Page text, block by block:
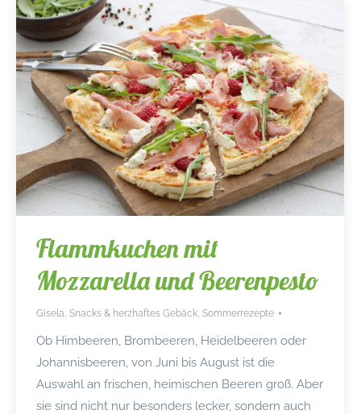
Flammkuchen mit
Mozzarella und Beerenpesto
Gisela Snacks & herzhaftes Gebäck Sommerrezepte
Ob Himbeeren, Brombeeren, Heidelbeeren oder
Johannisbeeren, von Juni bis August ist die
Auswahl an frischen, heimischen Beeren groß. Aber
sie sind nicht nur besonders lecker, sondern auch